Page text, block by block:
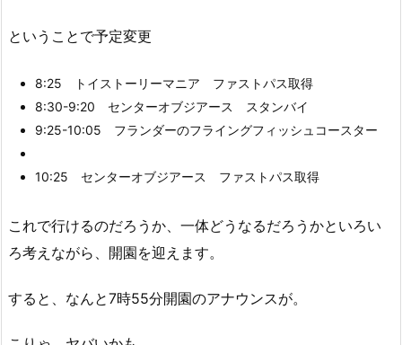
ということで予定変更
8:25 トイストーリーマニア ファストパス取得
8:30-9:20 センターオブジアース スタンバイ
9:25-10:05 フランダーのフライングフィッシュコースター
10:25 センターオブジアース ファストパス取得
これで行けるのだろうか、一体どうなるだろうかといろい
ろ考えながら、開園を迎えます。
すると、なんと7時55分開園のアナウンスが。